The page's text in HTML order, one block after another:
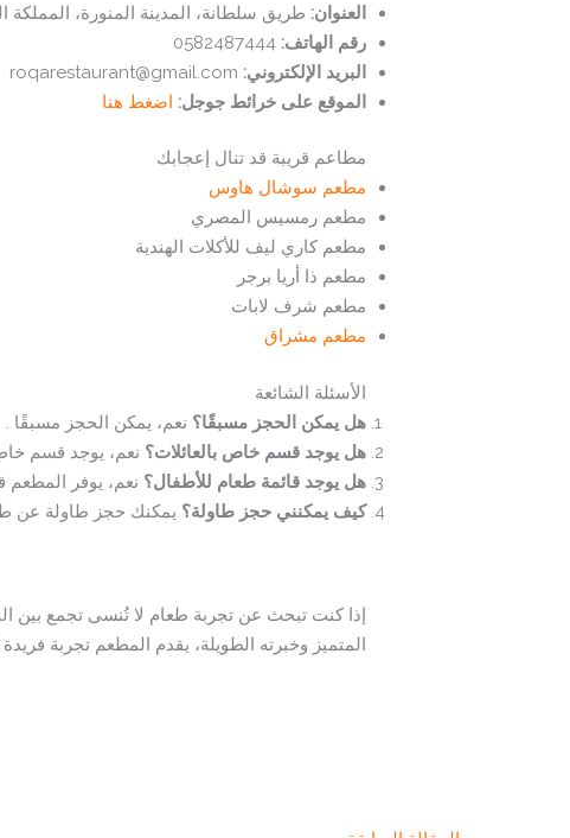
العنوان: طريق سلطانة، المدينة المنورة، المملكة
رقم الهاتف:
0582487444
البريد الإلكتروني:
الموقع على خرائط جوجل: اضغط هنا
مطاعم قريبة قد تنال إعجابك
مطعم سوشال هاوس
مطعم رمسيس المصري
مطعم كاري ليف للأكلات الهندية
مطعم ذا أريا برجر
مطعم شرف لابات
مطعم مشراق
الأسئلة الشائعة
هل يمكن الحجز مسبقًا؟ نعم، يمكن الحجز مسبقًا .
هل يوجد قسم خاص بالعائلات؟ نعم، يوجد قسم خاص
هل يوجد قائمة طعام للأطفال؟ نعم، يوفر
كيف يمكنني حجز طاولة؟ يمكنك حجز طاولة عن
المتميز وخبرته الطويلة، يقدم المطعم تجربة